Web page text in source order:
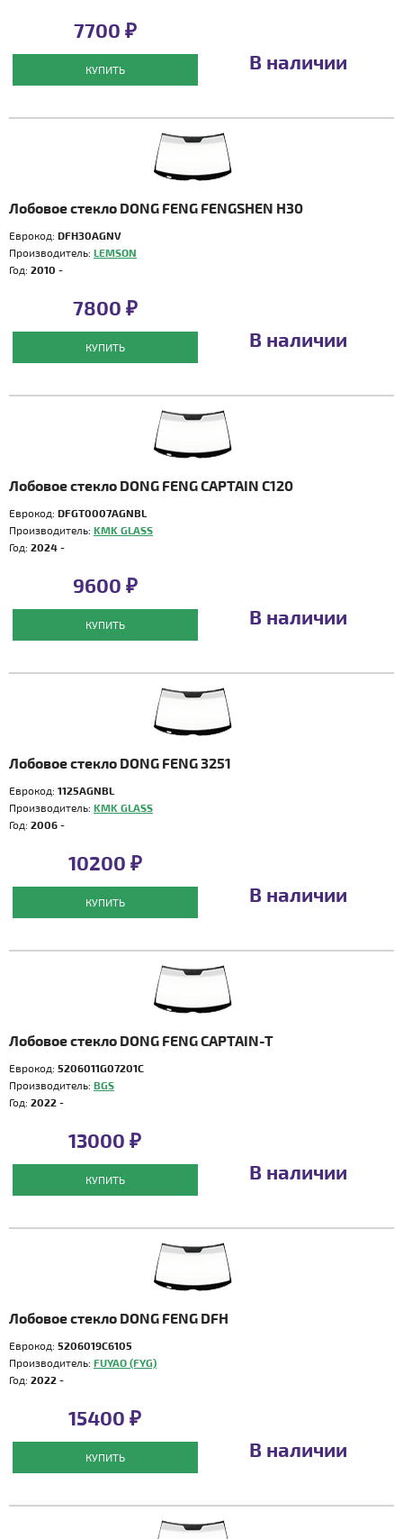
7700 ₽
КУПИТЬ В наличии
Лобовое стекло DONG FENG FENGSHEN H30
Еврокод: DFH30AGNV
Производитель: LEMSON
Год: 2010 -
7800 ₽
КУПИТЬ В наличии
Лобовое стекло DONG FENG CAPTAIN C120
Еврокод: DFGT0007AGNBL
Производитель: KMK GLASS
Год: 2024 -
9600 ₽
КУПИТЬ В наличии
Лобовое стекло DONG FENG 3251
Еврокод: 1125AGNBL
Производитель: KMK GLASS
Год: 2006 -
10200 ₽
КУПИТЬ В наличии
Лобовое стекло DONG FENG CAPTAIN-T
Еврокод: 5206011G07201C
Производитель: BGS
Год: 2022 -
13000 ₽
КУПИТЬ В наличии
Лобовое стекло DONG FENG DFH
Еврокод: 5206019C6105
Производитель: FUYAO (FYG)
Год: 2022 -
15400 ₽
КУПИТЬ В наличии